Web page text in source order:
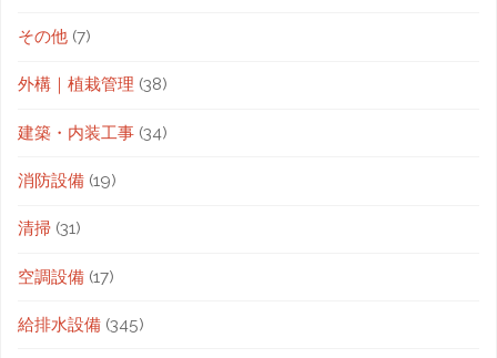
その他 (7)
外構｜植栽管理 (38)
建築・内装工事 (34)
消防設備 (19)
清掃 (31)
空調設備 (17)
給排水設備 (345)